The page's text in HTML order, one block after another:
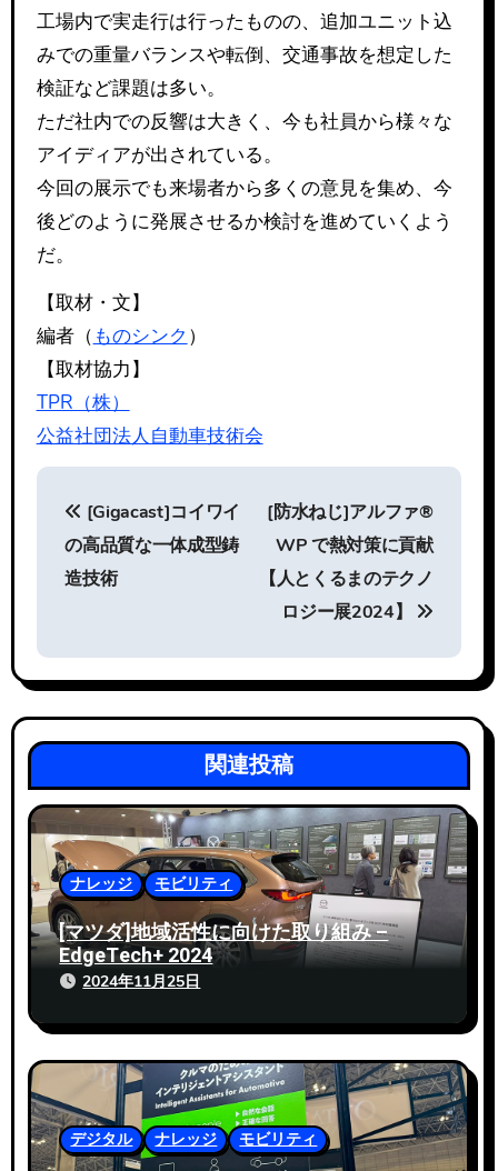
工場内で実走行は行ったものの、追加ユニット込
みでの重量バランスや転倒、交通事故を想定した
検証など課題は多い。
ただ社内での反響は大きく、今も社員から様々な
アイディアが出されている。
今回の展示でも来場者から多くの意見を集め、今
後どのように発展させるか検討を進めていくよう
だ。
【取材・文】
編者（ ものシンク ）
【取材協力】
TPR（株）
公益社団法人自動車技術会
投
稿
ナ
ゲ
ー
シ
ョ
ン
[Gigacast]コイワイ
の高品質な一体成型鋳
造技術
[防水ねじ]アルファ®
WP で熱対策に貢献
【人とくるまのテクノ
ロジー展2024】
関連投稿
ナレッジ モビリティ
[マツダ]地域活性に向けた取り組み –
EdgeTech+ 2024
2024年11月25日
デジタル ナレッジ モビリティ